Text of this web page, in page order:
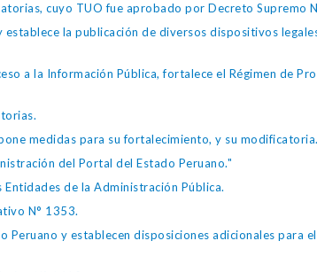
cuyo TUO fue aprobado por Decreto Supremo
la publicación de diversos dispositivos
a la Información Pública, fortalece el Régimen de
medidas para su fortalecimiento, y su modificatoria.
del Portal del Estado Peruano."
de la Administración Pública.
N° 1353.
y establecen disposiciones adicionales para